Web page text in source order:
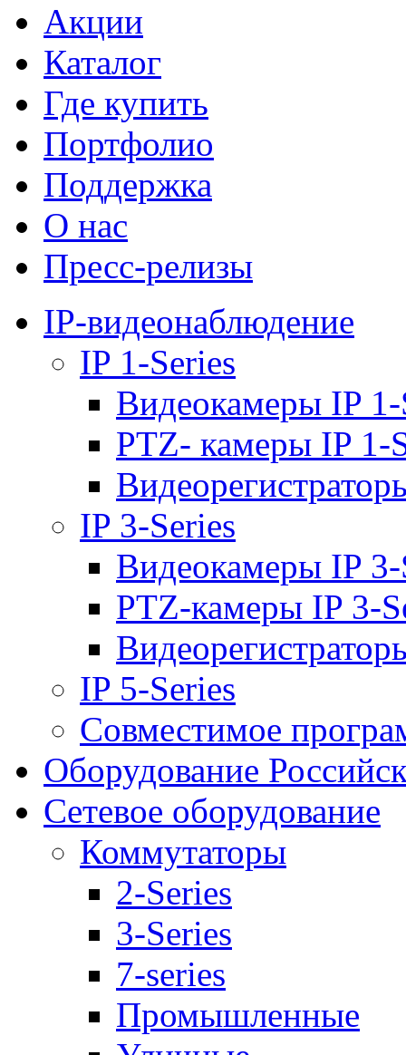
Акции
Каталог
Где купить
Портфолио
Поддержка
О нас
Пресс-релизы
IP-видеонаблюдение
IP 1-Series
Видеокамеры IP 1-
PTZ- камеры IP 1-
IP 3-Series
Видеокамеры IP 3-
PTZ-камеры IP 3-
IP 5-Series
Совместимое
Оборудование
Сетевое оборудование
Коммутаторы
2-Series
3-Series
7-series
Промышленные